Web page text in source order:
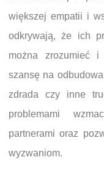
większej empatii i
odkrywają, że ich
można zrozumieć i
szansę na
zdrada czy inne
problemami
partnerami oraz
wyzwaniom.